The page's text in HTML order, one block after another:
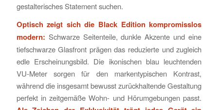
gestalterisches Statement suchen.
Optisch zeigt sich die Black Edition kompromisslos
modern: Schwarze Seitenteile, dunkle Akzente und eine
tiefschwarze Glasfront prägen das reduzierte und zugleich
edle Erscheinungsbild. Die ikonischen blau leuchtenden
VU-Meter sorgen für den markentypischen Kontrast,
während die insgesamt bewusst zurückhaltende Gestaltung
perfekt in zeitgemäße Wohn- und Hörumgebungen passt.